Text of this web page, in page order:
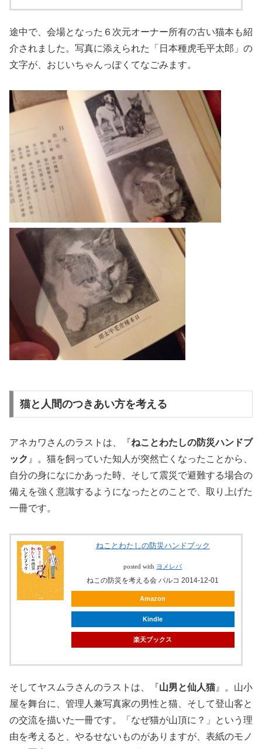
途中で、会場となった６次元オーナー所有の古い猫本も紹
介されました。写真に添えられた「日本種虎毛平太郎」の
文字が、おじいちゃんっぽくてなごみます。
猫と人間のつきあい方を考える
アネカワさんのラストは、『ねことわたしの防災ハンドブ
ック 』。猫を飼っていた知人が突然亡くなったことから、
自分の身になにかあった時、そして震災で避難する場合の
備えを強く意識するようになったとのことで、取り上げた
一冊です。
ねことわたしの防災ハンドブック
posted with ヨメレバ
ねこの防災を考える会 パルコ 2014-12-01
Amazon
Kindle
楽天ブックス
そしてヤスムラさんのラストは、『山男と仙人猫』。山小
屋を舞台に、管理人兼写真家の男性と猫、そして登山客と
の交流を描いた一冊です。「なぜ猫が山頂に？」という理
由を考えると、やるせないものがありますが、表紙のモノ